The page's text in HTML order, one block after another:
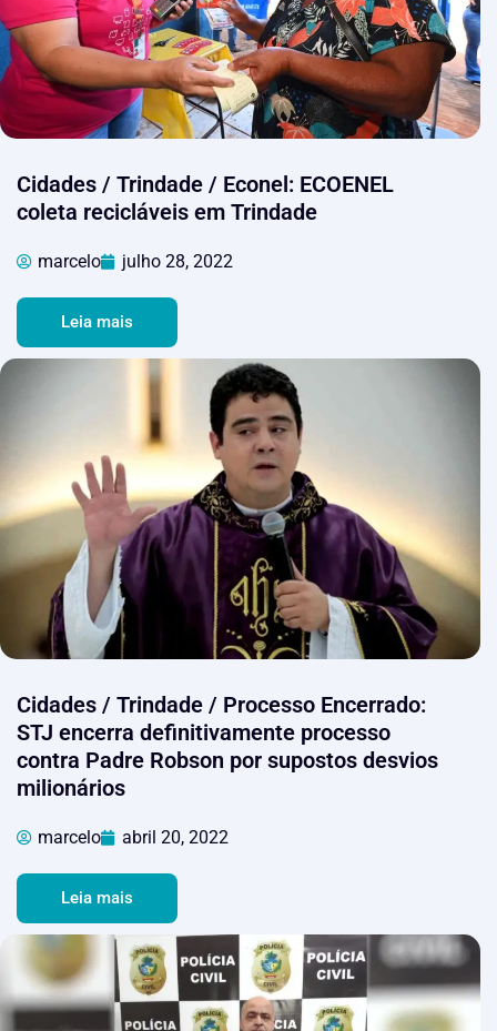
Cidades / Trindade / Econel: ECOENEL
coleta recicláveis em Trindade
marcelo julho 28, 2022
Leia mais
Cidades / Trindade / Processo Encerrado:
STJ encerra definitivamente processo
contra Padre Robson por supostos desvios
milionários
marcelo abril 20, 2022
Leia mais